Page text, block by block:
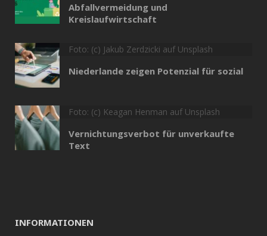
Abfallvermeidung und
Kreislaufwirtschaft
Foto: (c) Jakub Zerdzicki auf Unsplash
Niederlande zeigen Potenzial für sozial
Foto: (c) Keagan Henman auf Unsplash
Vernichtungsverbot für unverkaufte
Text
INFORMATIONEN